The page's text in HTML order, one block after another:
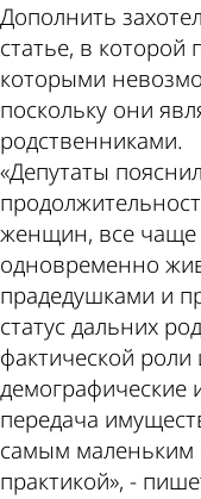
Дополнить
статье, в которой
которыми
поскольку они
родственниками.
«Депутаты
женщин, все чаще
одновременно
прадедушками и
статус дальних
фактической
демографические
передача
самым маленьким
практикой», -